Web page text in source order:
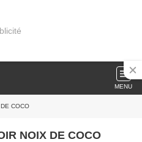
MENU
COCO
NOIX DE COCO